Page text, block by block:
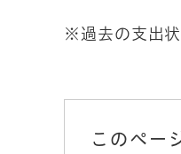
※過去の支出状
このペー